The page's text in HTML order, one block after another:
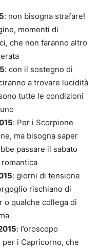
: non bisogna strafare!
momenti di
che non faranno altro
: con il sostegno di
a trovare lucidità
tutte le condizioni
: Per i Scorpione
ma bisogna saper
passare il sabato
: giorni di tensione
rischiano di
qualche collega di
: l’oroscopo
i Capricorno, che